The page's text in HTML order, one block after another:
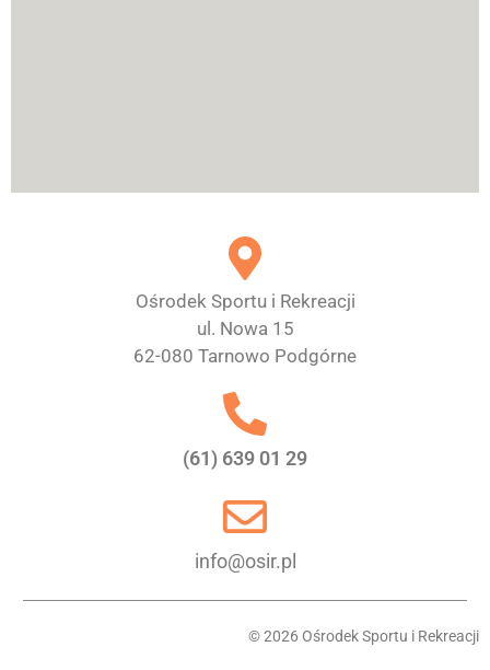
Ośrodek Sportu i Rekreacji
ul. Nowa 15
62-080 Tarnowo Podgórne
(61) 639 01 29
info@osir.pl
© 2026 Ośrodek Sportu i Rekreacji